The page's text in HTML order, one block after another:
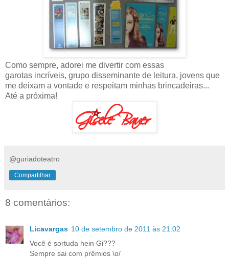
Como sempre, adorei me divertir com essas
garotas incríveis, grupo disseminante de leitura, jovens que
me deixam a vontade e respeitam minhas brincadeiras...
Até a próxima!
@guriadoteatro
Compartilhar
8 comentários:
Licavargas 10 de setembro de 2011 às 21:02
Você é sortuda hein Gi???
Sempre sai com prêmios \o/